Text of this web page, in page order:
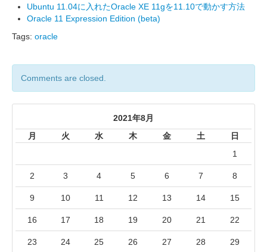
Ubuntu 11.04に入れたOracle XE 11gを11.10で動かす方法
Oracle 11 Expression Edition (beta)
Tags: oracle
Comments are closed.
2021年8月
月
火 水 木 金 土 日
1
2 3 4 5 6 7 8
9 10 11 12 13 14 15
16 17 18 19 20 21 22
23 24 25 26 27 28 29